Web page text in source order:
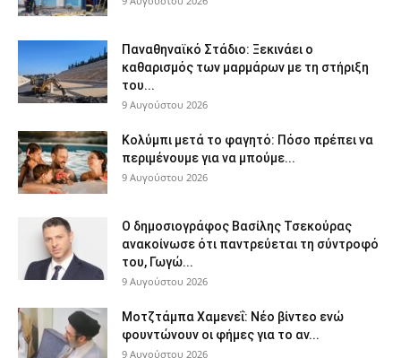
Παναθηναϊκό Στάδιο: Ξεκινάει ο
καθαρισμός των μαρμάρων με τη στήριξη
του...
9 Αυγούστου 2026
Κολύμπι μετά το φαγητό: Πόσο πρέπει να
περιμένουμε για να μπούμε...
9 Αυγούστου 2026
Ο δημοσιογράφος Βασίλης Τσεκούρας
ανακοίνωσε ότι παντρεύεται τη σύντροφό
του, Γωγώ...
9 Αυγούστου 2026
Μοτζτάμπα Χαμενεΐ: Νέο βίντεο ενώ
φουντώνουν οι φήμες για το αν...
9 Αυγούστου 2026